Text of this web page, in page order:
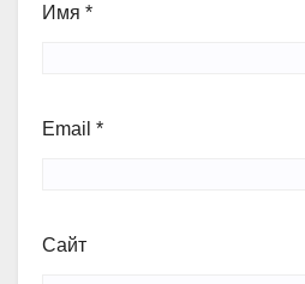
Имя *
Email *
Сайт